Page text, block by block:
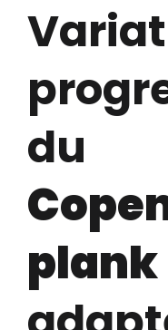
du
plank